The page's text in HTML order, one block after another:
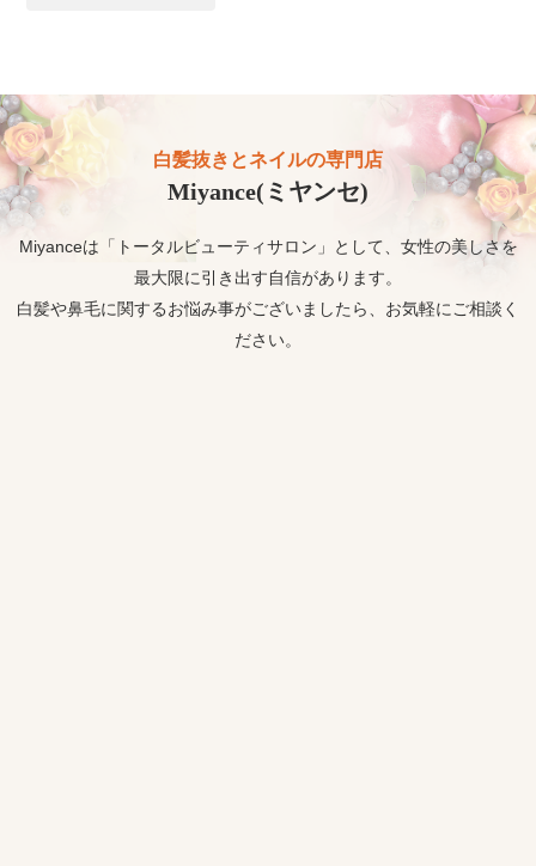
白髪抜きとネイルの専門店
Miyance(ミヤンセ)
Miyanceは「トータルビューティサロン」として、女性の美しさを
最大限に引き出す自信があります。
白髪や鼻毛に関するお悩み事がございましたら、お気軽にご相談く
ださい。